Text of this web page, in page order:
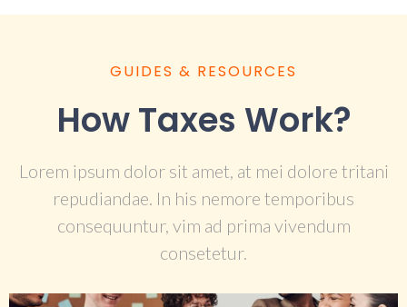
GUIDES & RESOURCES
How Taxes Work?
Lorem ipsum dolor sit amet, at mei dolore tritani
repudiandae. In his nemore temporibus
consequuntur, vim ad prima vivendum
consetetur.